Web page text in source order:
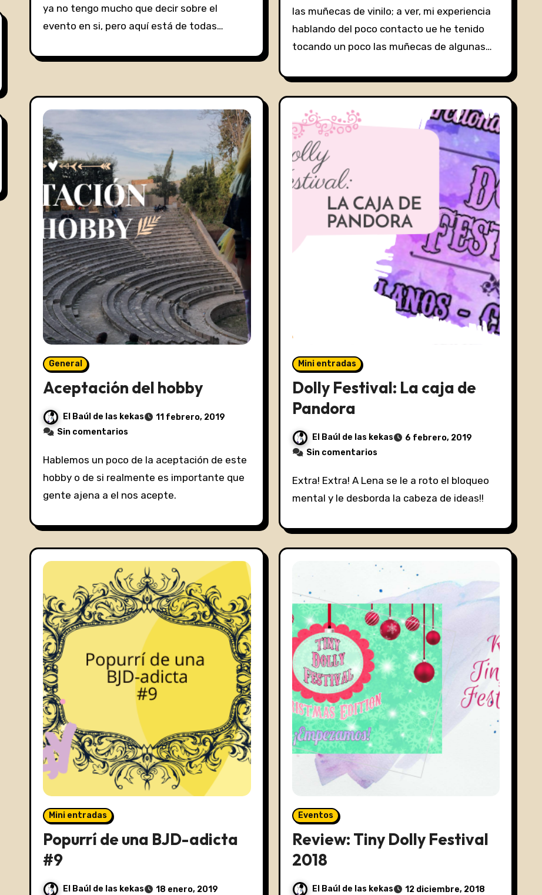
ya no tengo mucho que decir sobre el
evento en si, pero aquí está de todas…
las muñecas de vinilo; a ver, mi experiencia
hablando del poco contacto ue he tenido
tocando un poco las muñecas de algunas…
General
Aceptación del hobby
El Baúl de las kekas
11 febrero, 2019
Sin comentarios
Hablemos un poco de la aceptación de este
hobby o de si realmente es importante que
gente ajena a el nos acepte.
Mini entradas
Dolly Festival: La caja de
Pandora
El Baúl de las kekas
6 febrero, 2019
Sin comentarios
Extra! Extra! A Lena se le a roto el bloqueo
mental y le desborda la cabeza de ideas!!
Mini entradas
Popurrí de una BJD-adicta
#9
El Baúl de las kekas
18 enero, 2019
Eventos
Review: Tiny Dolly Festival
2018
El Baúl de las kekas
12 diciembre, 2018